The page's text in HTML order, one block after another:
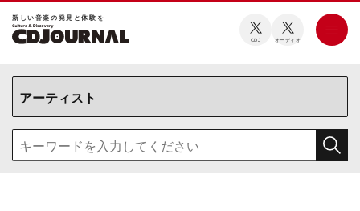
新しい⾳楽の発⾒と体験を
CDJ オーディオ